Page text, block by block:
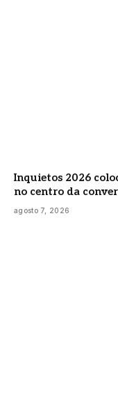
Inquietos 2026
no centro da
agosto 7, 2026